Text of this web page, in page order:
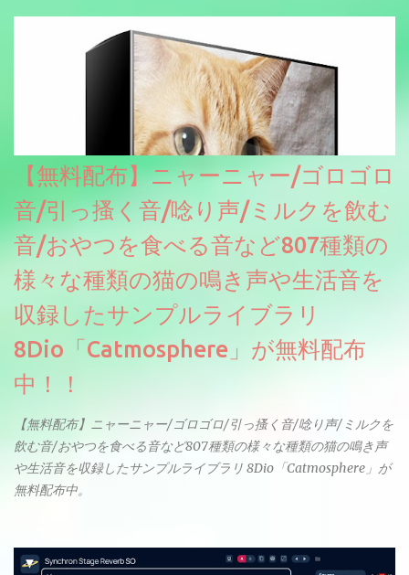
【無料配布】ニャーニャー/ゴロゴロ
音/引っ搔く音/唸り声/ミルクを飲む
音/おやつを食べる音など807種類の
様々な種類の猫の鳴き声や生活音を
収録したサンプルライブラリ
8Dio「Catmosphere」が無料配布
中！！
【無料配布】ニャーニャー/ゴロゴロ/引っ搔く音/唸り声/ミルクを
飲む音/おやつを食べる音など807種類の様々な種類の猫の鳴き声
や生活音を収録したサンプルライブラリ 8Dio「Catmosphere」が
無料配布中。